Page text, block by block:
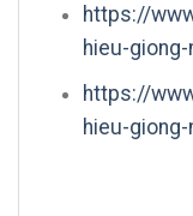
https://
hieu-
https://
hieu-